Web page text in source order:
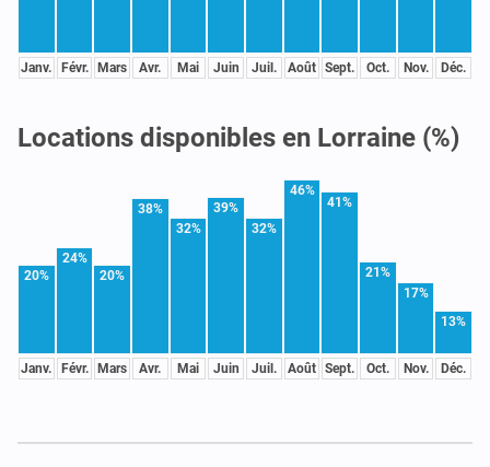
Janv. Févr. Mars Avr. Mai Juin Juil. Août Sept. Oct. Nov. Déc.
Locations disponibles en Lorraine (%)
20%
Janv.
24%
Févr.
20%
Mars
38%
Avr.
32%
Mai
39%
Juin
32%
Juil.
46%
Août
41%
Sept.
21%
Oct.
17%
Nov.
13%
Déc.